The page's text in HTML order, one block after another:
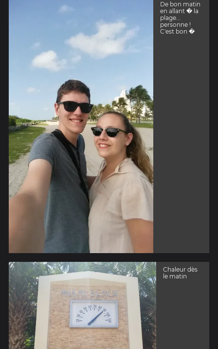
De bon matin
en allant � la
plage...
personne !
C'est bon �
Chaleur dès
le matin